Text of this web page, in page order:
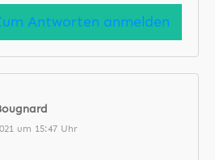
Antworten anmelden
um 15:47 Uhr